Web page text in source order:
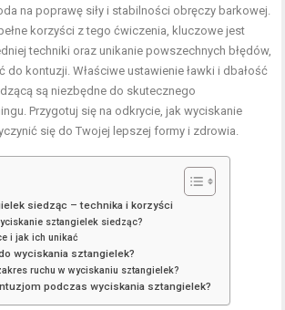
na poprawę siły i stabilności obręczy barkowej.
korzyści z tego ćwiczenia, kluczowe jest
techniki oraz unikanie powszechnych błędów,
do kontuzji. Właściwe ustawienie ławki i dbałość
są niezbędne do skutecznego
Przygotuj się na odkrycie, jak wyciskanie
się do Twojej lepszej formy i zdrowia.
siedząc – technika i korzyści
sztangielek siedząc?
i jak ich unikać
wyciskania sztangielek?
ruchu w wyciskaniu sztangielek?
podczas wyciskania sztangielek?